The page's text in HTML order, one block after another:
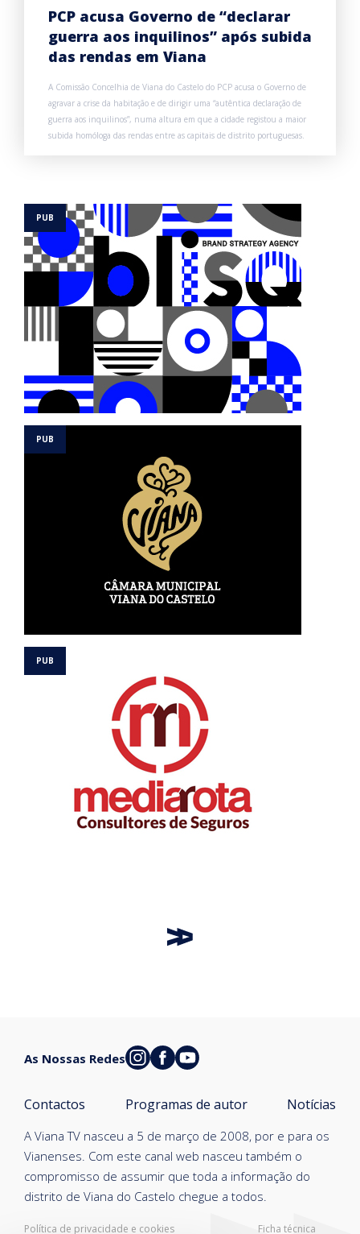
PCP acusa Governo de “declarar
guerra aos inquilinos” após subida
das rendas em Viana
A Comissão Concelhia de Viana do Castelo do PCP acusa o Governo de
agravar a crise da habitação e de dirigir uma “autêntica declaração de
guerra aos inquilinos”, numa altura em que a cidade registou a maior
subida homóloga das rendas entre as capitais de distrito portuguesas.
Política de privacidade e cookies Ficha técnica
A Viana TV nasceu a 5 de março de 2008, por e para os
Vianenses. Com este canal web nasceu também o
compromisso de assumir que toda a informação do
distrito de Viana do Castelo chegue a todos.
Contactos Programas de autor Notícias
As Nossas Redes